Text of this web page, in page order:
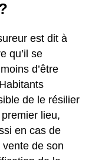
est dit à
qu’il se
d’être
de le résilier
lieu,
en cas de
de son